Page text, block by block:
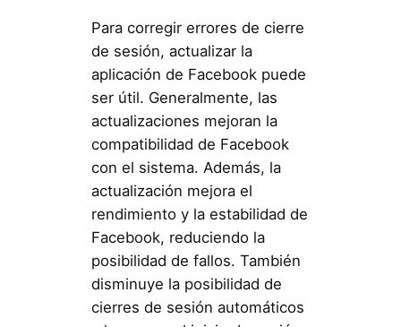
Para corregir errores de cierre
de sesión, actualizar la
aplicación de Facebook puede
ser útil. Generalmente, las
actualizaciones mejoran la
compatibilidad de Facebook
con el sistema. Además, la
actualización mejora el
rendimiento y la estabilidad de
Facebook, reduciendo la
posibilidad de fallos. También
disminuye la posibilidad de
cierres de sesión automáticos